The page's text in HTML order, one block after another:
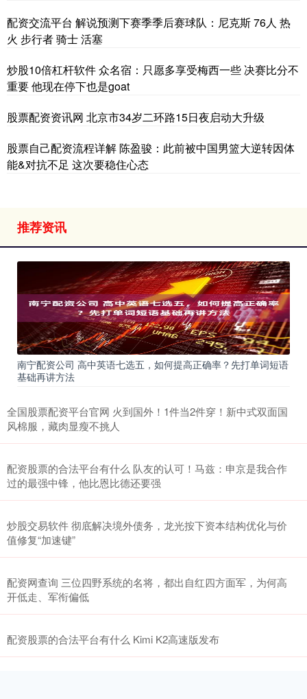
配资交流平台 解说预测下赛季季后赛球队：尼克斯 76人 热
火 步行者 骑士 活塞
炒股10倍杠杆软件 众名宿：只愿多享受梅西一些 决赛比分不
重要 他现在停下也是goat
股票配资资讯网 北京市34岁二环路15日夜启动大升级
股票自己配资流程详解 陈盈骏：此前被中国男篮大逆转因体
能&对抗不足 这次要稳住心态
推荐资讯
南宁配资公司 高中英语七选五，如何提高正确率？先打单词短语
基础再讲方法
全国股票配资平台官网 火到国外！1件当2件穿！新中式双面国
风棉服，藏肉显瘦不挑人
配资股票的合法平台有什么 队友的认可！马兹：申京是我合作
过的最强中锋，他比恩比德还要强
炒股交易软件 彻底解决境外债务，龙光按下资本结构优化与价
值修复“加速键”
配资网查询 三位四野系统的名将，都出自红四方面军，为何高
开低走、军衔偏低
配资股票的合法平台有什么 Kimi K2高速版发布